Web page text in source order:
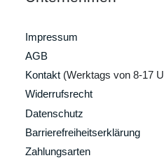
Impressum
AGB
Kontakt (Werktags von 8-17
Widerrufsrecht
Datenschutz
Barrierefreiheitserklärung
Zahlungsarten